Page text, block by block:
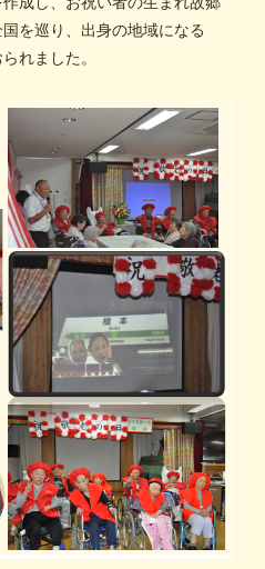
を巡り、出身の地域になる
れました。